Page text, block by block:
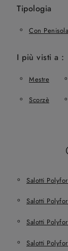
Tipologia
Con Penisola
I più visti a :
Mestre
Scorzè
Salotti
Salotti
Salotti
Salotti